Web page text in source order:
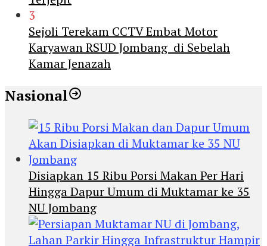
3
Sejoli Terekam CCTV Embat Motor
Karyawan RSUD Jombang di Sebelah
Kamar Jenazah
Nasional
Disiapkan 15 Ribu Porsi Makan Per Hari
Hingga Dapur Umum di Muktamar ke 35
NU Jombang